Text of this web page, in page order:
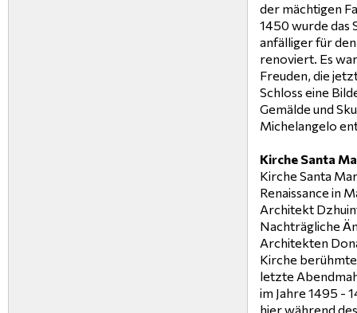
der mächtigen
1450 wurde das
anfälliger für
renoviert. Es
Freuden, die
Schloss eine
Gemälde und
Michelangelo
Kirche Santa
Kirche Santa
Renaissance in
Architekt
Nachträgliche
Architekten
Kirche
letzte
im Jahre 1495 -
hier während